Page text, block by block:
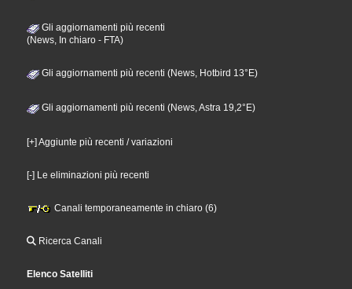
Gli aggiornamenti più recenti
(News, In chiaro - FTA)
Gli aggiornamenti più recenti (News, Hotbird 13°E)
Gli aggiornamenti più recenti (News, Astra 19,2°E)
[+] Aggiunte più recenti / variazioni
[-] Le eliminazioni più recenti
Canali temporaneamente in chiaro (6)
Ricerca Canali
Elenco Satelliti